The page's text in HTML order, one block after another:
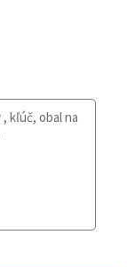
kľúč, obal na